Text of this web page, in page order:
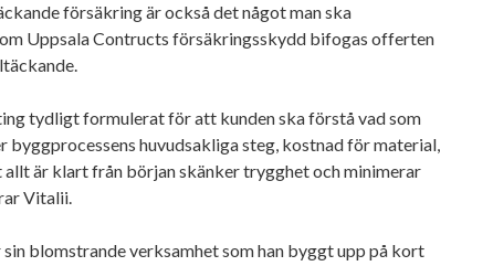
försäkring är också det något man ska
Uppsala Contructs försäkringsskydd bifogas offerten
tydligt formulerat för att kunden ska förstå vad som
byggprocessens huvudsakliga steg, kostnad för material,
är klart från början skänker trygghet och minimerar
Vitalii.
blomstrande verksamhet som han byggt upp på kort